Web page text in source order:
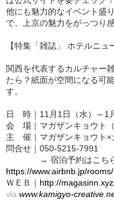
他にも魅力的なイベント盛
で、上京の魅力をがっつり
【特集「雑誌」 ホテルニュ
関西を代表するカルチャー
たら？紙面が空間になる可
す。
日 時｜11月1日（水）～1
会 場｜マガザンキョウト（
主 催｜マガザンキョウト×
問合せ｜050-5215-7991
→ 宿泊予約はこち
https://www.airbnb.jp/
ＷＥＢ｜ http://
via www.kamigyo-